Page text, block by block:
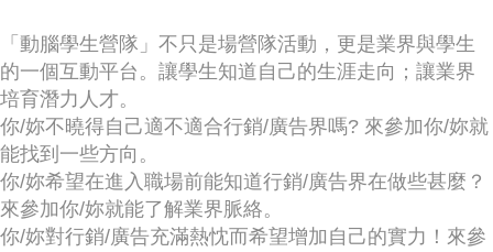
「動腦學生營隊」不只是場營隊活動，更是業界與學生
的一個互動平台。讓學生知道自己的生涯走向；讓業界
培育潛力人才。
你/妳不曉得自己適不適合行銷/廣告界嗎? 來參加你/妳就
能找到一些方向。
你/妳希望在進入職場前能知道行銷/廣告界在做些甚麼？
來參加你/妳就能了解業界脈絡。
你/妳對行銷/廣告充滿熱忱而希望增加自己的實力！來參
域動行銷公布人事異動
CSD中衛營運長張德成：中衛跳脫框架 玩出口罩新
時尚
金獎的代價 牛恆泰：沒人知道我失去什麼！
台灣百事食品 注重品牌體驗創造差異化